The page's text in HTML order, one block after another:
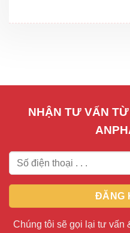
NHẬN TƯ VẤN
Chúng tôi sẽ gọi lại tư vấn